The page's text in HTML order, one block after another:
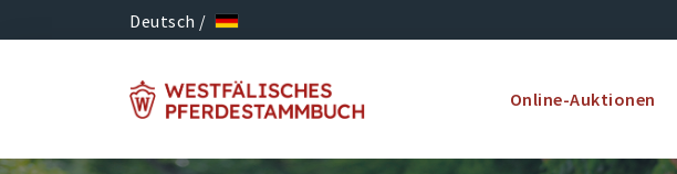
Deutsch /
Online-Auktionen